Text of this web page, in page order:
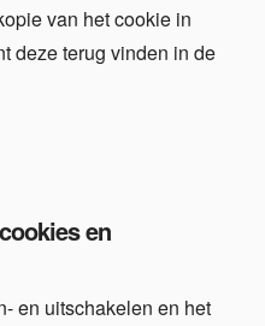
van het cookie in
deze terug vinden in de
en
en uitschakelen en het